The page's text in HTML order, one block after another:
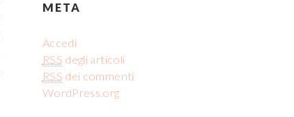
META
Accedi
RSS degli articoli
RSS dei commenti
WordPress.org